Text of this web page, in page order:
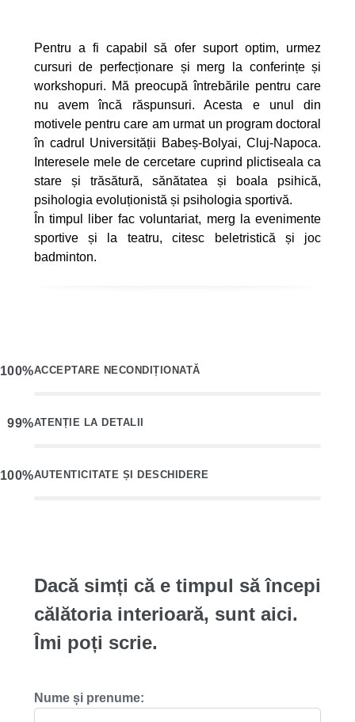
Pentru a fi capabil să ofer suport optim, urmez
cursuri de perfecționare și merg la conferințe și
workshopuri. Mă preocupă întrebările pentru care
nu avem încă răspunsuri. Acesta e unul din
motivele pentru care am urmat un program doctoral
în cadrul Universității Babeș-Bolyai, Cluj-Napoca.
Interesele mele de cercetare cuprind plictiseala ca
stare și trăsătură, sănătatea și boala psihică,
psihologia evoluționistă și psihologia sportivă.
În timpul liber fac voluntariat, merg la evenimente
sportive și la teatru, citesc beletristică și joc
badminton.
ACCEPTARE NECONDIȚIONATĂ
ATENȚIE LA DETALII
AUTENTICITATE ȘI DESCHIDERE
Dacă simți că e timpul să începi
călătoria interioară, sunt aici.
Îmi poți scrie.
Nume și prenume: